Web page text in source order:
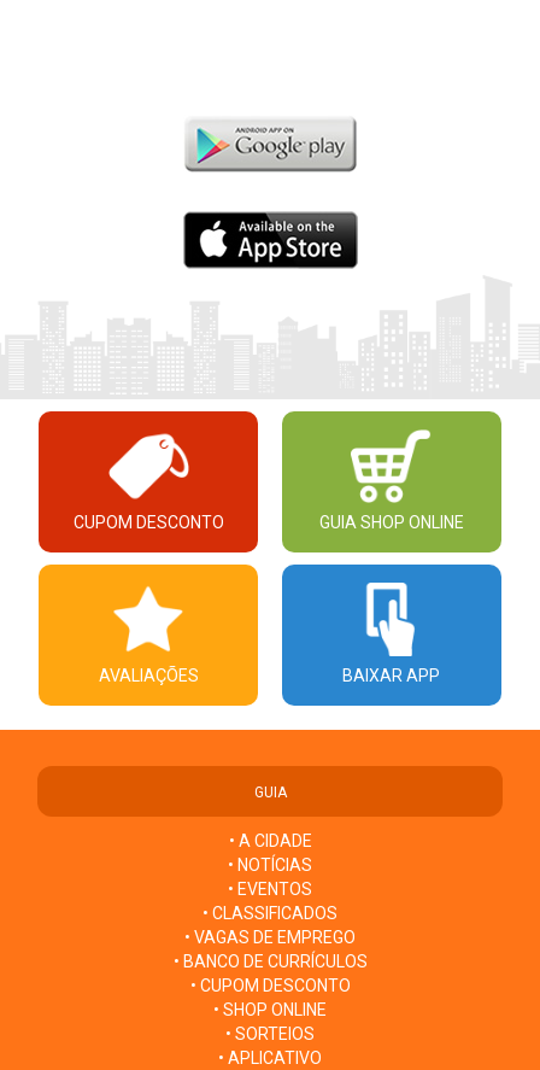
CUPOM DESCONTO GUIA SHOP ONLINE
AVALIAÇÕES BAIXAR APP
GUIA
• A CIDADE
• NOTÍCIAS
• EVENTOS
• CLASSIFICADOS
• VAGAS DE EMPREGO
• BANCO DE CURRÍCULOS
• CUPOM DESCONTO
• SHOP ONLINE
• SORTEIOS
• APLICATIVO